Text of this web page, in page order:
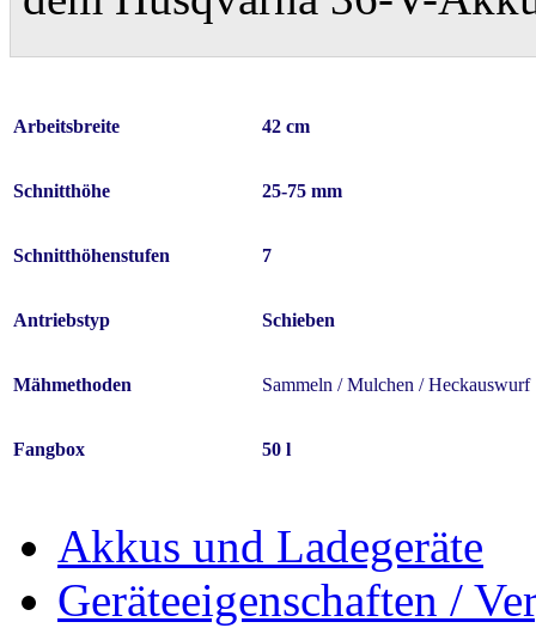
Arbeitsbreite 42 cm
Schnitthöhe 25-75 mm
Schnitthöhenstufen 7
Antriebstyp Schieben
Mähmethoden Sammeln / Mulchen / Heckauswurf
Fangbox 50 l
Akkus und Ladegeräte
Geräteeigenschaften /